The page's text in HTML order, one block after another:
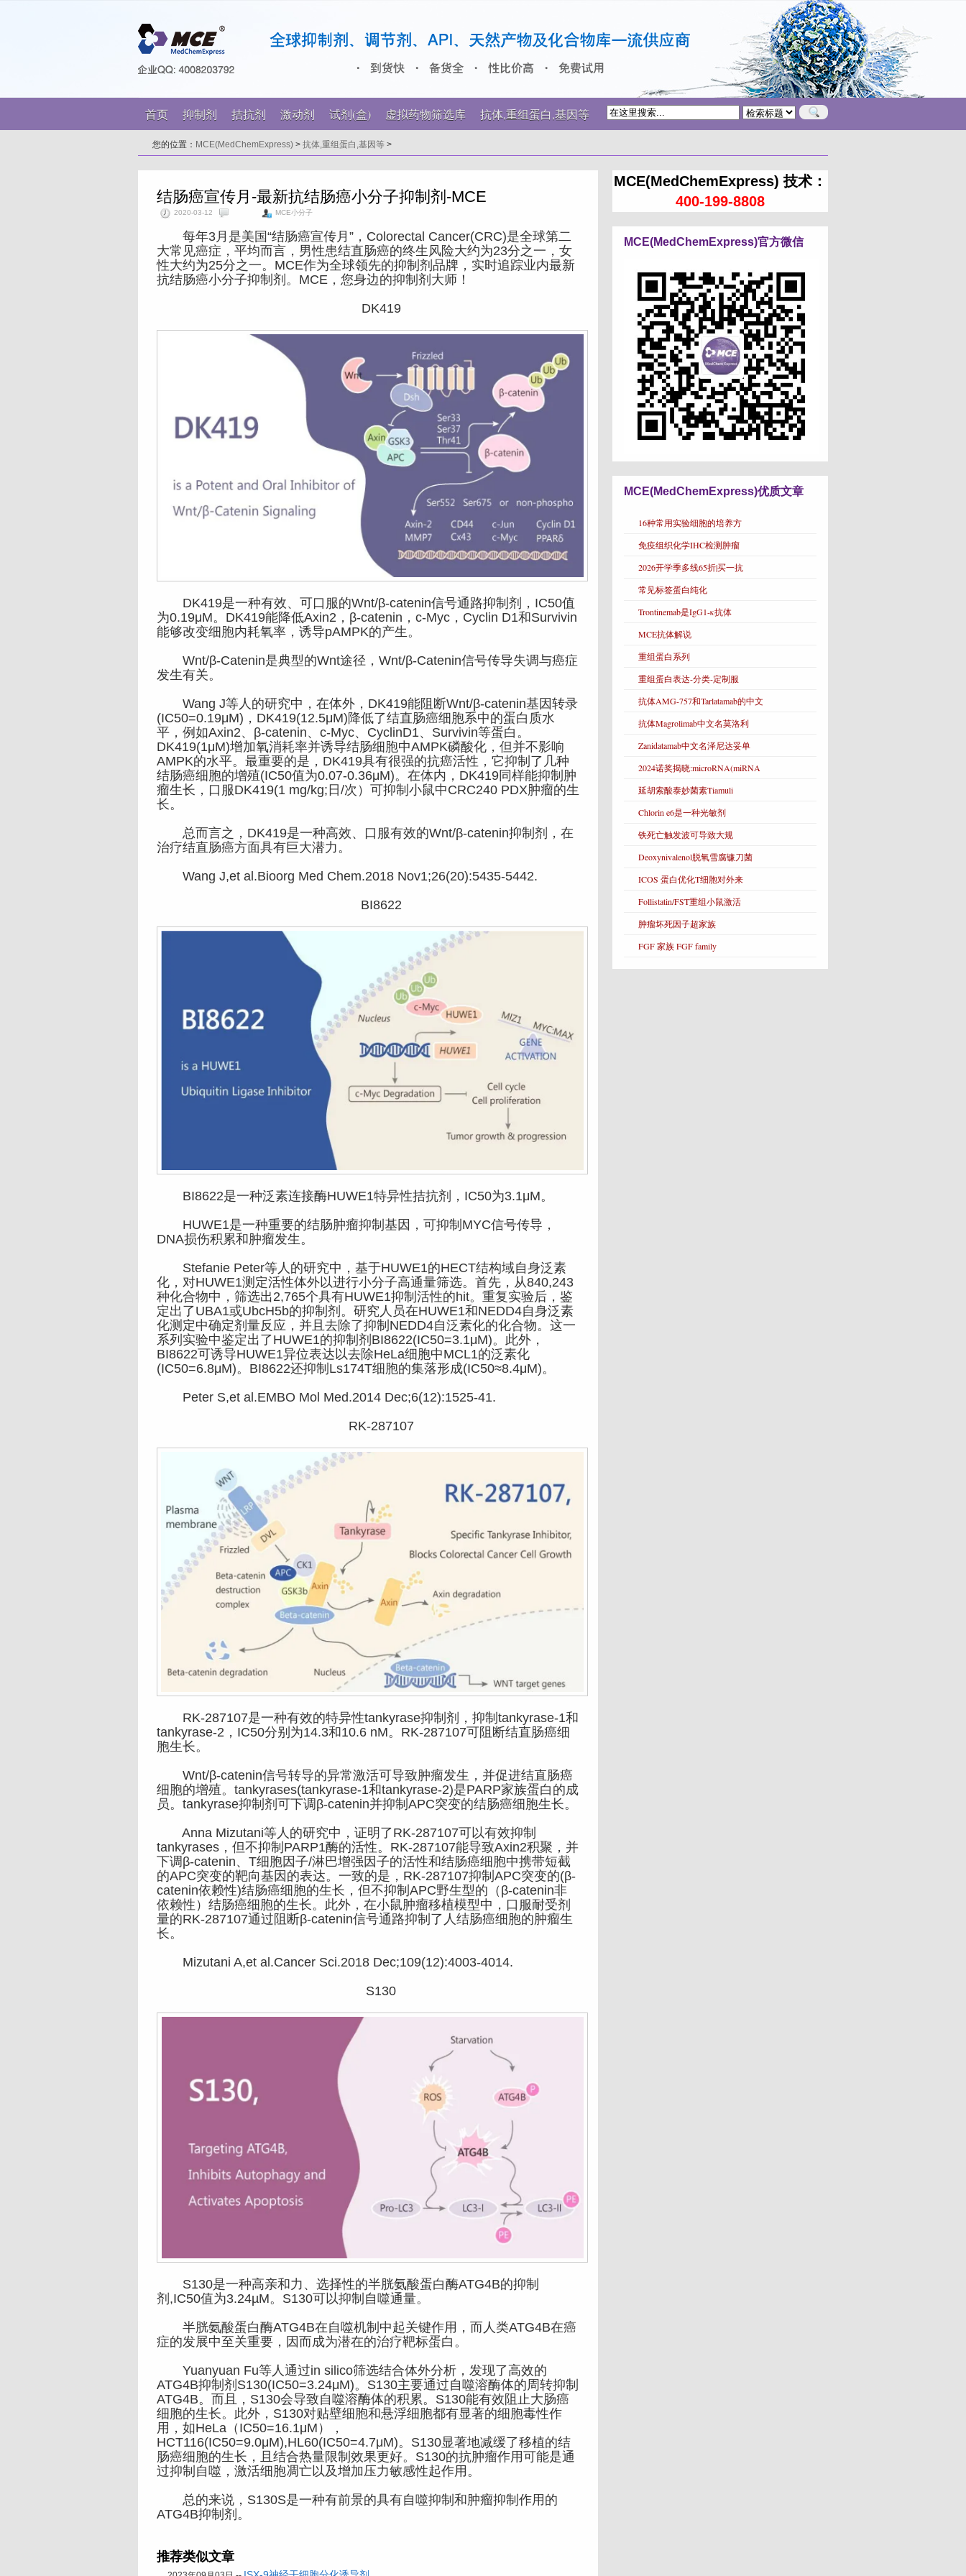
首页 抑制剂 拮抗剂 激动剂 试剂(盒) 虚拟药物筛选库 抗体,重组蛋白,基因等
您的位置： MCE(MedChemExpress) > 抗体,重组蛋白,基因等 >
结肠癌宣传月-最新抗结肠癌小分子抑制剂-MCE
2020-03-12 MCE小分子
每年3月是美国“结肠癌宣传月”，Colorectal Cancer(CRC)是全球第二
大常见癌症，平均而言，男性患结直肠癌的终生风险大约为23分之一，女
性大约为25分之一。MCE作为全球领先的抑制剂品牌，实时追踪业内最新
抗结肠癌小分子抑制剂。MCE，您身边的抑制剂大师！
DK419
DK419是一种有效、可口服的Wnt/β-catenin信号通路抑制剂，IC50值
为0.19μM。DK419能降低Axin2，β-catenin，c-Myc，Cyclin D1和Survivin
能够改变细胞内耗氧率，诱导pAMPK的产生。
Wnt/β-Catenin是典型的Wnt途径，Wnt/β-Catenin信号传导失调与癌症
发生有关。
Wang J等人的研究中，在体外，DK419能阻断Wnt/β-catenin基因转录
(IC50=0.19μM)，DK419(12.5μM)降低了结直肠癌细胞系中的蛋白质水
平，例如Axin2、β-catenin、c-Myc、CyclinD1、Survivin等蛋白。
DK419(1μM)增加氧消耗率并诱导结肠细胞中AMPK磷酸化，但并不影响
AMPK的水平。最重要的是，DK419具有很强的抗癌活性，它抑制了几种
结肠癌细胞的增殖(IC50值为0.07-0.36μM)。在体内，DK419同样能抑制肿
瘤生长，口服DK419(1 mg/kg;日/次）可抑制小鼠中CRC240 PDX肿瘤的生
长。
总而言之，DK419是一种高效、口服有效的Wnt/β-catenin抑制剂，在
治疗结直肠癌方面具有巨大潜力。
Wang J,et al.Bioorg Med Chem.2018 Nov1;26(20):5435-5442.
BI8622
BI8622是一种泛素连接酶HUWE1特异性拮抗剂，IC50为3.1μM。
HUWE1是一种重要的结肠肿瘤抑制基因，可抑制MYC信号传导，
DNA损伤积累和肿瘤发生。
Stefanie Peter等人的研究中，基于HUWE1的HECT结构域自身泛素
化，对HUWE1测定活性体外以进行小分子高通量筛选。首先，从840,243
种化合物中，筛选出2,765个具有HUWE1抑制活性的hit。重复实验后，鉴
定出了UBA1或UbcH5b的抑制剂。研究人员在HUWE1和NEDD4自身泛素
化测定中确定剂量反应，并且去除了抑制NEDD4自泛素化的化合物。这一
系列实验中鉴定出了HUWE1的抑制剂BI8622(IC50=3.1μM)。此外，
BI8622可诱导HUWE1异位表达以去除HeLa细胞中MCL1的泛素化
(IC50=6.8μM)。BI8622还抑制Ls174T细胞的集落形成(IC50≈8.4μM)。
Peter S,et al.EMBO Mol Med.2014 Dec;6(12):1525-41.
RK-287107
RK-287107是一种有效的特异性tankyrase抑制剂，抑制tankyrase-1和
tankyrase-2，IC50分别为14.3和10.6 nM。RK-287107可阻断结直肠癌细
胞生长。
Wnt/β-catenin信号转导的异常激活可导致肿瘤发生，并促进结直肠癌
细胞的增殖。tankyrases(tankyrase-1和tankyrase-2)是PARP家族蛋白的成
员。tankyrase抑制剂可下调β-catenin并抑制APC突变的结肠癌细胞生长。
Anna Mizutani等人的研究中，证明了RK-287107可以有效抑制
tankyrases，但不抑制PARP1酶的活性。RK-287107能导致Axin2积聚，并
下调β-catenin、T细胞因子/淋巴增强因子的活性和结肠癌细胞中携带短截
的APC突变的靶向基因的表达。一致的是，RK-287107抑制APC突变的(β-
catenin依赖性)结肠癌细胞的生长，但不抑制APC野生型的（β-catenin非
依赖性）结肠癌细胞的生长。此外，在小鼠肿瘤移植模型中，口服耐受剂
量的RK-287107通过阻断β-catenin信号通路抑制了人结肠癌细胞的肿瘤生
长。
Mizutani A,et al.Cancer Sci.2018 Dec;109(12):4003-4014.
S130
S130是一种高亲和力、选择性的半胱氨酸蛋白酶ATG4B的抑制
剂,IC50值为3.24µM。S130可以抑制自噬通量。
半胱氨酸蛋白酶ATG4B在自噬机制中起关键作用，而人类ATG4B在癌
症的发展中至关重要，因而成为潜在的治疗靶标蛋白。
Yuanyuan Fu等人通过in silico筛选结合体外分析，发现了高效的
ATG4B抑制剂S130(IC50=3.24μM)。S130主要通过自噬溶酶体的周转抑制
ATG4B。而且，S130会导致自噬溶酶体的积累。S130能有效阻止大肠癌
细胞的生长。此外，S130对贴壁细胞和悬浮细胞都有显著的细胞毒性作
用，如HeLa（IC50=16.1μM），
HCT116(IC50=9.0μM),HL60(IC50=4.7μM)。S130显著地减缓了移植的结
肠癌细胞的生长，且结合热量限制效果更好。S130的抗肿瘤作用可能是通
过抑制自噬，激活细胞凋亡以及增加压力敏感性起作用。
总的来说，S130S是一种有前景的具有自噬抑制和肿瘤抑制作用的
ATG4B抑制剂。
推荐类似文章
MCE(MedChemExpress) 技术：
400-199-8808
MCE(MedChemExpress)官方微信
MCE(MedChemExpress)优质文章
16种常用实验细胞的培养方
免疫组织化学IHC检测肿瘤
2026开学季多线65折|买一抗
常见标签蛋白纯化
Trontinemab是IgG1-κ抗体
MCE抗体解说
重组蛋白系列
重组蛋白表达-分类-定制服
抗体AMG-757和Tarlatamab的中文
抗体Magrolimab中文名莫洛利
Zanidatamab中文名泽尼达妥单
2024诺奖揭晓:microRNA(miRNA
延胡索酸泰妙菌素Tiamuli
Chlorin e6是一种光敏剂
铁死亡触发波可导致大规
Deoxynivalenol脱氧雪腐镰刀菌
ICOS 蛋白优化T细胞对外来
Follistatin/FST重组小鼠激活
肿瘤坏死因子超家族
FGF 家族 FGF family